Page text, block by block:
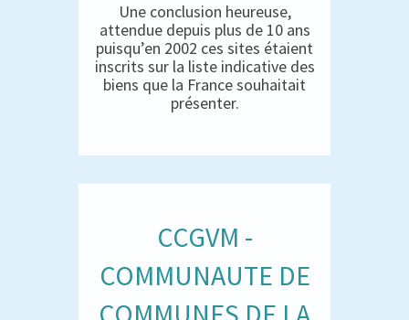
Une conclusion heureuse,
attendue depuis plus de 10 ans
puisqu’en 2002 ces sites étaient
inscrits sur la liste indicative des
biens que la France souhaitait
présenter.
CCGVM -
COMMUNAUTE DE